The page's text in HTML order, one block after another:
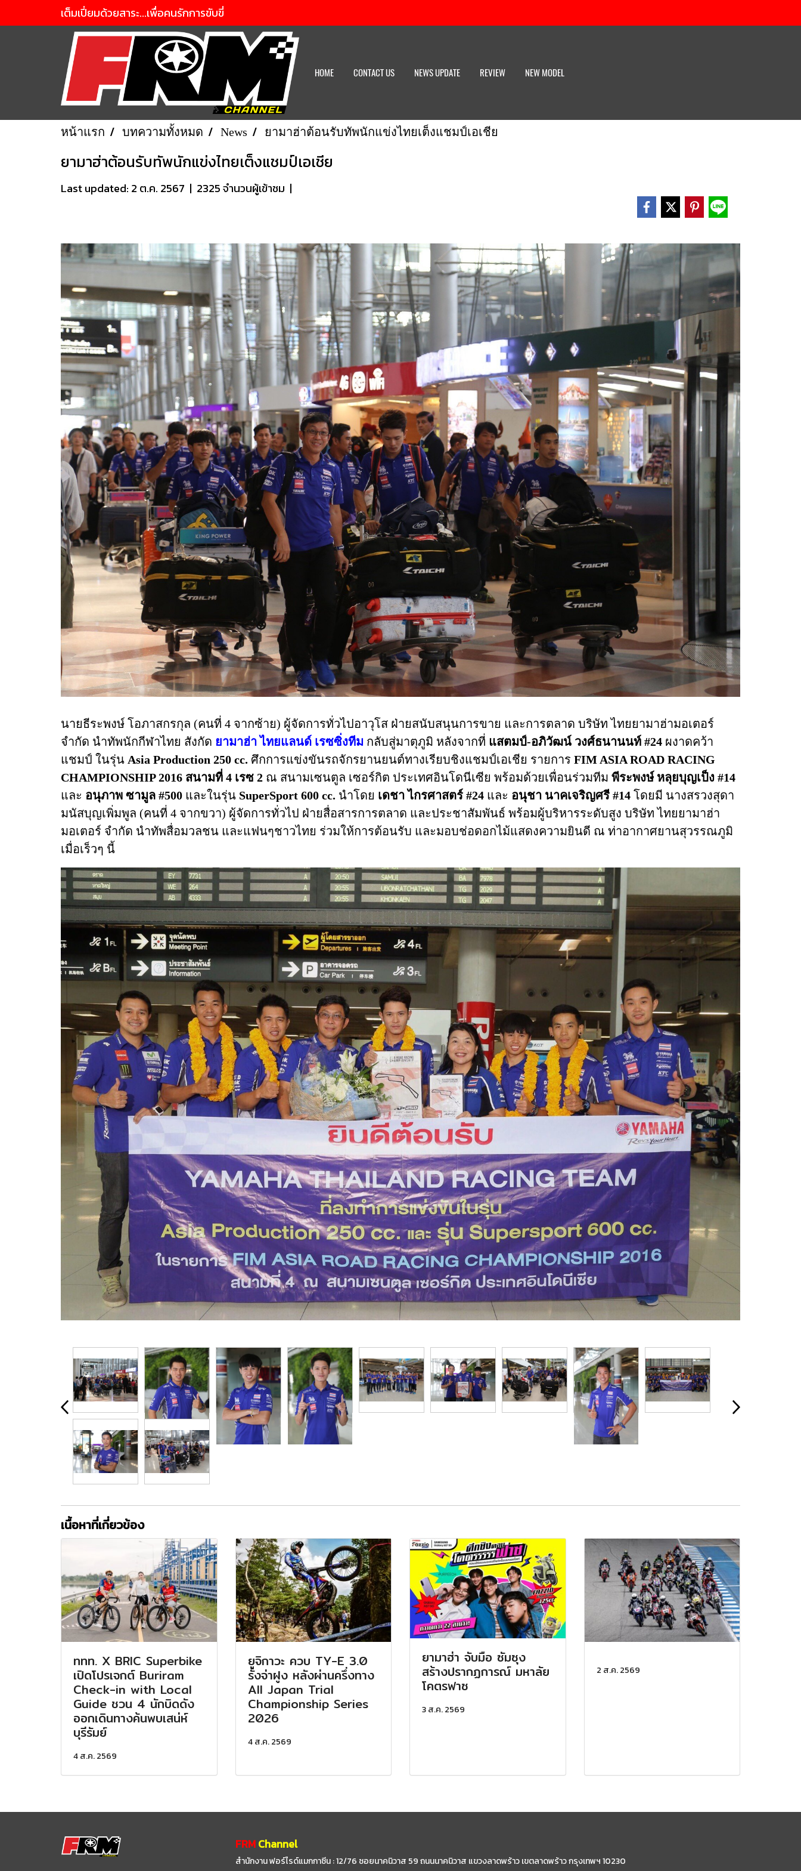
เต็มเปี่ยมด้วยสาระ...เพื่อคนรักการขับขี่
HOME CONTACT US NEWS UPDATE REVIEW NEW MODEL
หน้าแรก บทความทั้งหมด News ยามาฮ่าต้อนรับทัพนักแข่งไทยเต็งแชมป์เอเชีย
ยามาฮ่าต้อนรับทัพนักแข่งไทยเต็งแชมป์เอเชีย
Last updated: 2 ต.ค. 2567 | 2325 จำนวนผู้เข้าชม |
นายธีระพงษ์ โอภาสกรกุล (คนที่ 4 จากซ้าย) ผู้จัดการทั่วไปอาวุโส ฝ่ายสนับสนุนการขาย และการตลาด บริษัท ไทยยามาฮ่ามอเตอร์
จำกัด นำทัพนักกีฬาไทย สังกัด ยามาฮ่า ไทยแลนด์ เรซซิ่งทีม กลับสู่มาตุภูมิ หลังจากที่ แสตมป์-อภิวัฒน์ วงศ์ธนานนท์ #24 ผงาดคว้า
แชมป์ ในรุ่น Asia Production 250 cc. ศึกการแข่งขันรถจักรยานยนต์ทางเรียบชิงแชมป์เอเชีย รายการ FIM ASIA ROAD RACING
CHAMPIONSHIP 2016 สนามที่ 4 เรซ 2 ณ สนามเซนตูล เซอร์กิต ประเทศอินโดนีเซีย พร้อมด้วยเพื่อนร่วมทีม พีระพงษ์ หลุยบุญเป็ง #14
และ อนุภาพ ซามูล #500 และในรุ่น SuperSport 600 cc. นำโดย เดชา ไกรศาสตร์ #24 และ อนุชา นาคเจริญศรี #14 โดยมี นางสรวงสุดา
มนัสบุญเพิ่มพูล (คนที่ 4 จากขวา) ผู้จัดการทั่วไป ฝ่ายสื่อสารการตลาด และประชาสัมพันธ์ พร้อมผู้บริหารระดับสูง บริษัท ไทยยามาฮ่า
มอเตอร์ จำกัด นำทัพสื่อมวลชน และแฟนๆชาวไทย ร่วมให้การต้อนรับ และมอบช่อดอกไม้แสดงความยินดี ณ ท่าอากาศยานสุวรรณภูมิ
เมื่อเร็วๆ นี้
เนื้อหาที่เกี่ยวข้อง
ททท. X BRIC Superbike
เปิดโปรเจกต์ Buriram
Check-in with Local
Guide ชวน 4 นักบิดดัง
ออกเดินทางค้นพบเสน่ห์
บุรีรัมย์
4 ส.ค. 2569
ยูจิกาวะ ควบ TY-E 3.0
รั้งจ่าฝูง หลังผ่านครึ่งทาง
All Japan Trial
Championship Series
2026
4 ส.ค. 2569
ยามาฮ่า จับมือ ซัมซุง
สร้างปรากฏการณ์ มหาลัย
โคตรฟาซ
3 ส.ค. 2569
2 ส.ค. 2569
FRM Channel
สำนักงาน ฟอร์ไรด์แมกกาซีน : 12/76 ซอยนาคนิวาส 59ถนนนาคนิวาส แขวงลาดพร้าว เขตลาดพร้าว กรุงเทพฯ 10230